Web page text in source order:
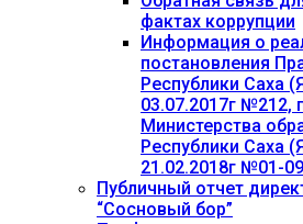
фактах коррупции
Информация о
постановления
Республики Саха
03.07.2017г №212,
Министерства
Республики Саха
21.02.2018г №01-
Публичный отчет
“Сосновый бор”